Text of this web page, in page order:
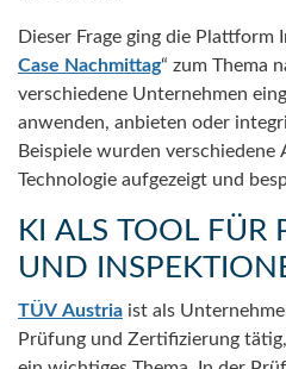
Dieser Frage ging die Plattform
Case Nachmittag“ zum Thema
verschiedene Unternehmen
anwenden, anbieten oder
Beispiele wurden verschiedene
Technologie aufgezeigt und
KI ALS TOOL FÜR
UND
TÜV Austria ist als
Prüfung und Zertifizierung